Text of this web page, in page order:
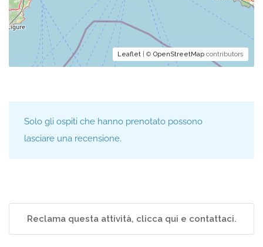
Leaflet | © OpenStreetMap contributors
Solo gli ospiti che hanno prenotato possono
lasciare una recensione.
Reclama questa attività, clicca qui e contattaci.